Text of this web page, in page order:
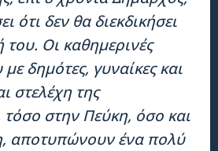
ότι δεν θα διεκδικήσει
του. Οι καθημερινές
δημότες, γυναίκες και
στελέχη της
τόσο στην Πεύκη, όσο και
αποτυπώνουν ένα πολύ